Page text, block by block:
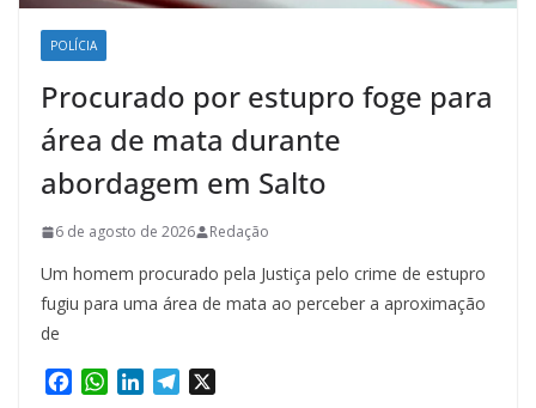
POLÍCIA
Procurado por estupro foge para
área de mata durante
abordagem em Salto
6 de agosto de 2026 Redação
Um homem procurado pela Justiça pelo crime de estupro
fugiu para uma área de mata ao perceber a aproximação
de
W